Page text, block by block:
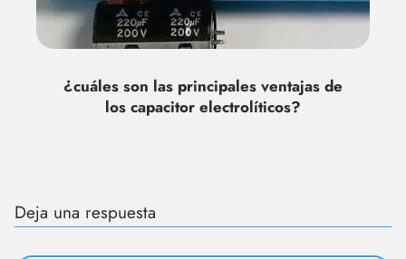
¿cuáles son las principales ventajas de
los capacitor electrolíticos?
Deja una respuesta